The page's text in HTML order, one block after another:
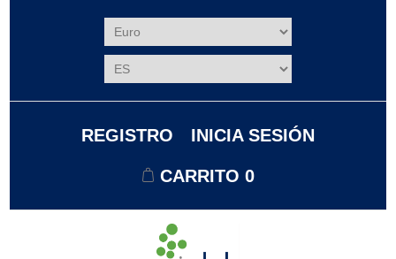
REGISTRO INICIA SESIÓN
CARRITO 0